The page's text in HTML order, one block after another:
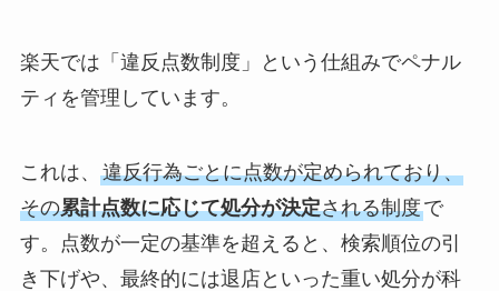
楽天では「違反点数制度」という仕組みでペナル
ティを管理しています。
これは、 違反行為ごとに点数が定められており、
その累計点数に応じて処分が決定される制度で
す。点数が一定の基準を超えると、検索順位の引
き下げや、最終的には退店といった重い処分が科